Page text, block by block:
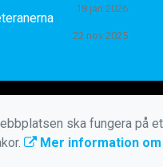
18 jan 2026
22 nov 2025
ska fungera på
Mer information